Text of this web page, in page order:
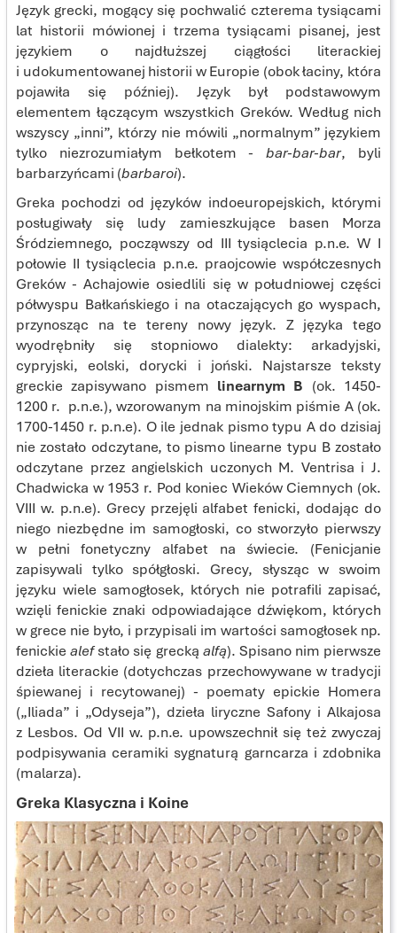
Język grecki, mogący się pochwalić czterema tysiącami
lat historii mówionej i trzema tysiącami pisanej, jest
językiem o najdłuższej ciągłości literackiej
i udokumentowanej historii w Europie (obok łaciny, która
pojawiła się później). Język był podstawowym
elementem łączącym wszystkich Greków. Według nich
wszyscy „inni”, którzy nie mówili „normalnym” językiem
tylko niezrozumiałym bełkotem -bar-bar-bar, byli
barbarzyńcami (barbaroi).
Greka pochodzi od języków indoeuropejskich, którymi
posługiwały się ludy zamieszkujące basen Morza
Śródziemnego, począwszy od III tysiąclecia p.n.e. W I
połowie II tysiąclecia p.n.e. praojcowie współczesnych
Greków - Achajowie osiedlili się w południowej części
półwyspu Bałkańskiego i na otaczających go wyspach,
przynosząc na te tereny nowy język. Z języka tego
wyodrębniły się stopniowo dialekty: arkadyjski,
cypryjski, eolski, dorycki i joński. Najstarsze teksty
greckie zapisywano pismem linearnym B (ok. 1450-
1200 r. p.n.e.), wzorowanym na minojskim piśmie A (ok.
1700-1450 r. p.n.e). O ile jednak pismo typu A do dzisiaj
nie zostało odczytane, to pismo linearne typu B zostało
odczytane przez angielskich uczonych M. Ventrisa i J.
Chadwicka w 1953 r. Pod koniec Wieków Ciemnych (ok.
VIII w. p.n.e). Grecy przejęli alfabet fenicki, dodając do
niego niezbędne im samogłoski, co stworzyło pierwszy
w pełni fonetyczny alfabet na świecie. (Fenicjanie
zapisywali tylko spółgłoski. Grecy, słysząc w swoim
języku wiele samogłosek, których nie potrafili zapisać,
wzięli fenickie znaki odpowiadające dźwiękom, których
w grece nie było, i przypisali im wartości samogłosek np.
fenickiealefstało się grecką alfą). Spisano nim pierwsze
dzieła literackie (dotychczas przechowywane w tradycji
śpiewanej i recytowanej) - poematy epickie Homera
(„Iliada” i „Odyseja”), dzieła liryczne Safony i Alkajosa
z Lesbos. Od VII w. p.n.e. upowszechnił się też zwyczaj
podpisywania ceramiki sygnaturą garncarza i zdobnika
(malarza).
Greka Klasyczna i Koine